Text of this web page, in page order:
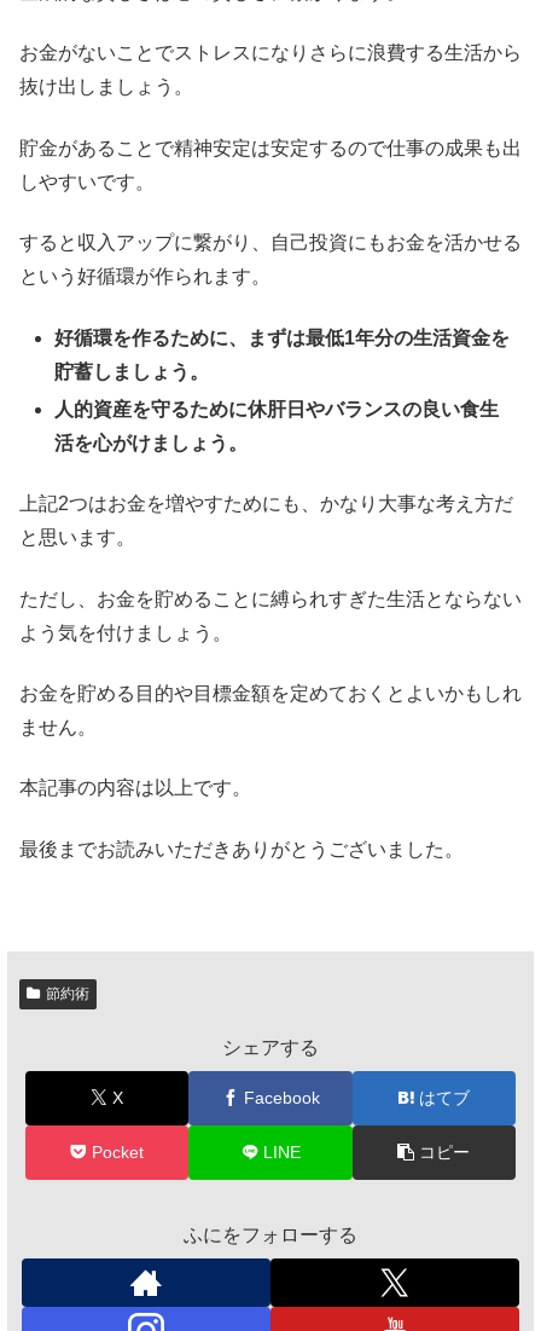
お金がないことでストレスになりさらに浪費する生活から
抜け出しましょう。
貯金があることで精神安定は安定するので仕事の成果も出
しやすいです。
すると収入アップに繋がり、自己投資にもお金を活かせる
という好循環が作られます。
好循環を作るために、まずは最低1年分の生活資金を
貯蓄しましょう。
人的資産を守るために休肝日やバランスの良い食生
活を心がけましょう。
上記2つはお金を増やすためにも、かなり大事な考え方だ
と思います。
ただし、お金を貯めることに縛られすぎた生活とならない
よう気を付けましょう。
お金を貯める目的や目標金額を定めておくとよいかもしれ
ません。
本記事の内容は以上です。
最後までお読みいただきありがとうございました。
節約術
シェアする
X Facebook はてブ
Pocket LINE コピー
ふにをフォローする